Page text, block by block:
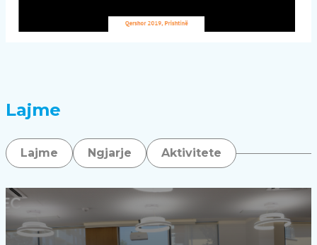
Lajme
Lajme Ngjarje Aktivitete